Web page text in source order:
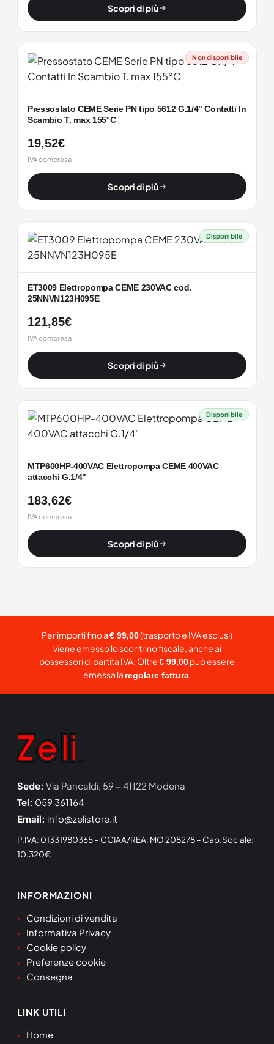
Scopri di più
Non disponibile
Pressostato CEME Serie PN tipo 5612 G.1/4" Contatti In
Scambio T. max 155°C
19,52€
IVA compresa
Scopri di più
Disponibile
ET3009 Elettropompa CEME 230VAC cod.
25NNVN123H095E
121,85€
IVA compresa
Scopri di più
Disponibile
MTP600HP-400VAC Elettropompa CEME 400VAC
attacchi G.1/4"
183,62€
IVA compresa
Scopri di più
Per importi fino a€ 99,00(trasporto e IVA esclusi)
viene emesso lo scontrino fiscale, anche ai
possessori di partita IVA. Oltre€ 99,00può essere
emessa la regolare fattura.
Sede: Via Pancaldi, 59 – 41122 Modena
Tel: 059 361164
Email: info@zelistore.it
P.IVA: 01331980365 – CCIAA/REA: MO 208278 – Cap.Sociale:
10.320€
INFORMAZIONI
Condizioni di vendita
Informativa Privacy
Cookie policy
Preferenze cookie
Consegna
LINK UTILI
Home